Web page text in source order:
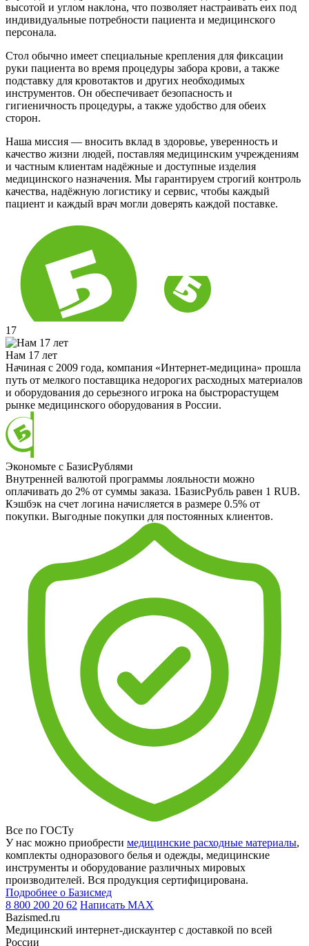
высотой и углом наклона, что позволяет настраивать еих под
индивидуальные потребности пациента и медицинского
персонала.
Стол обычно имеет специальные крепления для фиксации
руки пациента во время процедуры забора крови, а также
подставку для кровотактов и других необходимых
инструментов. Он обеспечивает безопасность и
гигиеничность процедуры, а также удобство для обеих
сторон.
Наша миссия — вносить вклад в здоровье, уверенность и
качество жизни людей, поставляя медицинским учреждениям
и частным клиентам надёжные и доступные изделия
медицинского назначения. Мы гарантируем строгий контроль
качества, надёжную логистику и сервис, чтобы каждый
пациент и каждый врач могли доверять каждой поставке.
17
Нам 17 лет
Начиная с 2009 года, компания «Интернет-медицина» прошла
путь от мелкого поставщика недорогих расходных материалов
и оборудования до серьезного игрока на быстрорастущем
рынке медицинского оборудования в России.
Экономьте с БазисРублями
Внутренней валютой программы лояльности можно
оплачивать до 2% от суммы заказа. 1БазисРубль равен 1 RUB.
Кэшбэк на счет логина начисляется в размере 0.5% от
покупки. Выгодные покупки для постоянных клиентов.
Все по ГОСТу
У нас можно приобрести медицинские расходные материалы,
комплекты одноразового белья и одежды, медицинские
инструменты и оборудование различных мировых
производителей. Вся продукция сертифицирована.
Подробнее о Базисмед
8 800 200 20 62 Написать MAX
Bazismed.ru
Медицинский интернет-дискаунтер с доставкой по всей
России